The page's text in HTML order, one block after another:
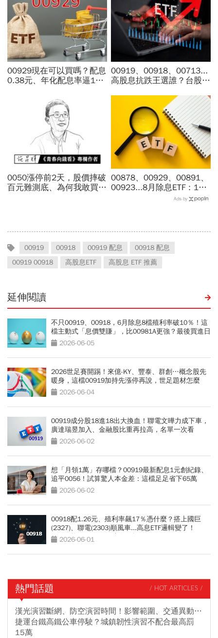
00929現在可以買嗎？配息
0.38元、年化配息率逼17%
的是「不賤賣」底氣，高股
息必看3重點
00919、00918、00713...
高股息抗跌王選誰？台股7
4％...存幾年回本、二代健
保門檻一次看
0050漲停前2天，股價摔破
百元難測底、為何我敢買下
00878、00929、00891、
00923...8月除息ETF：14
檔年化配息率逾10%！配息
Ads by
00919 00918 00919 配息
00918 配息
00919 00918
高股息ETF 高股息 ETF 推薦
延伸閱讀
不只00919、00918，6月除息8檔殖利率破10％！這
檔主動式「息價雙賺」，比00981A更強？最後買進日
一次看
2026-06-05
2026世足賽開踢！來億-KY、豐泰、群創…概念股先
暖身，這檔00919加持先漲停再說，世足題材怎麼
買？2026-06-04
00919成分股18進18出大換血！聯電文曄力成下車，
廣達瑞昱加入、金融股比重再拉高，名單一次看
2026-06-02
想「月領1萬」存哪檔？00919最新配息1元創紀錄、
追平0056！試算驚人本金差：這檔足足省下65萬
2026-06-02
00918配1.26元、殖利率飆17％憑什麼？搭上國巨
(2327)、聯電(2303)順風車...高息ETF邏輯變了！
00919能配1.28元？達人解析
2026-06-01
熱門話題 / HOT ARTICLES /
漢光演習斷網、防空演習時間！影響範圍、交通異動…
捷運台鐵高鐵公車停駛？城鎮韌性演習不配合最高罰
15萬